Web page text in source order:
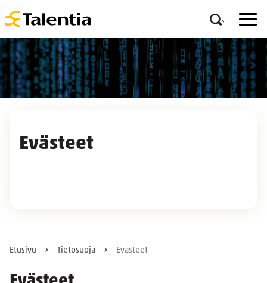
Evästeet
Etusivu Tietosuoja Evästeet